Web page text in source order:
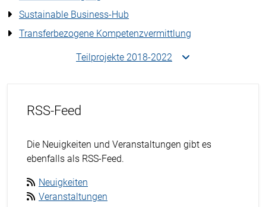
Sustainable Business-Hub
Transferbezogene Kompetenzvermittlung
Teilprojekte 2018-2022
RSS-Feed
Die Neuigkeiten und Veranstaltungen gibt es
ebenfalls als RSS-Feed.
Neuigkeiten
Veranstaltungen